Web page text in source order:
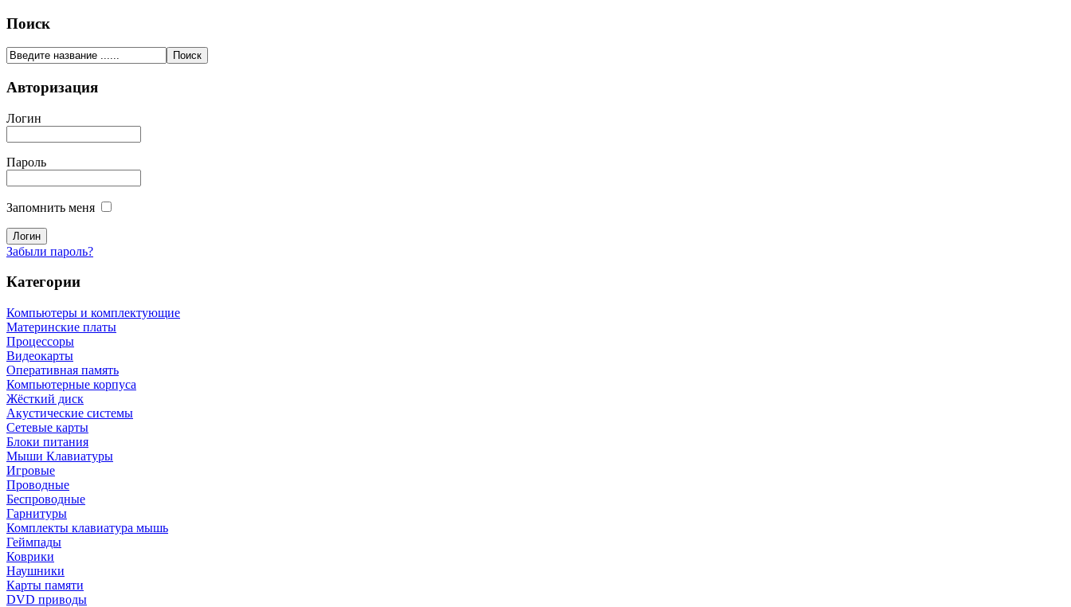
Поиск
Авторизация
Логин
Пароль
Запомнить меня
Забыли пароль?
Категории
Компьютеры и комплектующие
Материнские платы
Процессоры
Видеокарты
Оперативная память
Компьютерные корпуса
Жёсткий диск
Акустические системы
Сетевые карты
Блоки питания
Мыши Клавиатуры
Игровые
Проводные
Беспроводные
Гарнитуры
Комплекты клавиатура мышь
Геймпады
Коврики
Наушники
Карты памяти
DVD приводы